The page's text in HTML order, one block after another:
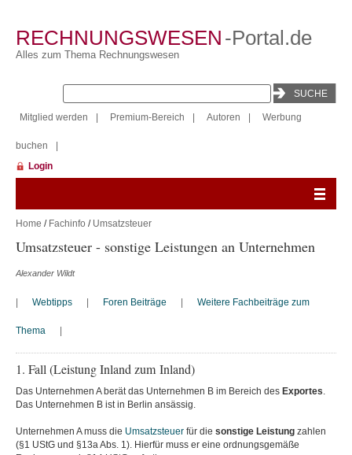
RECHNUNGSWESEN -Portal.de
Alles zum Thema Rechnungswesen
Mitglied werden Premium-Bereich Autoren Werbung
buchen
Login
Home / Fachinfo / Umsatzsteuer
Umsatzsteuer - sonstige Leistungen an Unternehmen
Alexander Wildt
Webtipps Foren Beiträge Weitere Fachbeiträge zum
Thema
1. Fall (Leistung Inland zum Inland)
Das Unternehmen A berät das Unternehmen B im Bereich des Exportes.
Das Unternehmen B ist in Berlin ansässig.
Unternehmen A muss die Umsatzsteuer für die sonstige Leistung zahlen
(§1 UStG und §13a Abs. 1). Hierfür muss er eine ordnungsgemäße